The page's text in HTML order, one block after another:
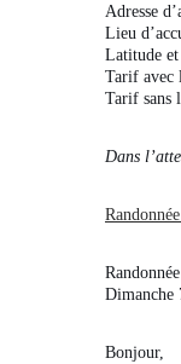
Adresse
Lieu
Latitude
Tarif avec
Tarif sans
Dans
Dimanche
Bonjour,